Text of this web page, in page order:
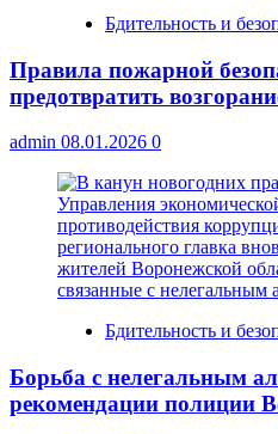
Бдительность и
Правила пожарной
предотвратить
admin 08.01.2026 0
Бдительность и
Борьба с нелегальным
рекомендации полиции